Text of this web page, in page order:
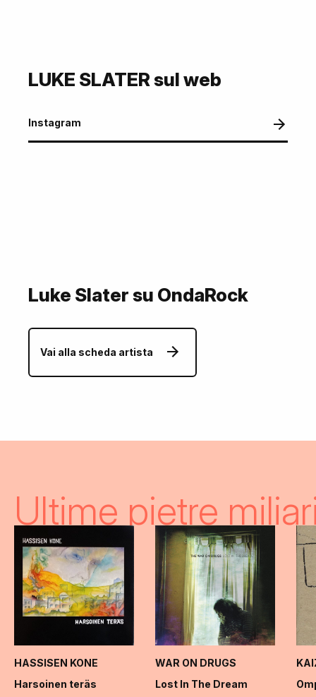
LUKE SLATER sul web
Instagram
Luke Slater su OndaRock
Vai alla scheda artista
Ultime pietre
HASSISEN KONE
Harsoinen teräs
WAR ON DRUGS
Lost In The Dream